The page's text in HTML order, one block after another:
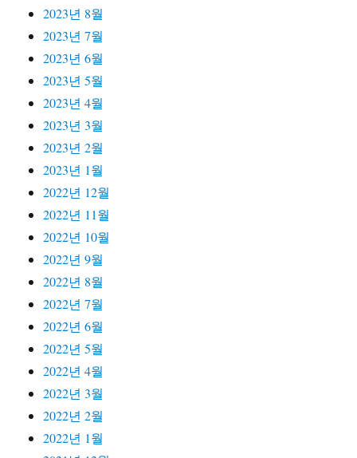
2023년 8월
2023년 7월
2023년 6월
2023년 5월
2023년 4월
2023년 3월
2023년 2월
2023년 1월
2022년 12월
2022년 11월
2022년 10월
2022년 9월
2022년 8월
2022년 7월
2022년 6월
2022년 5월
2022년 4월
2022년 3월
2022년 2월
2022년 1월